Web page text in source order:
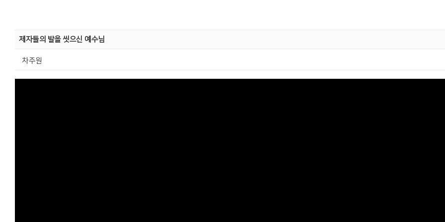
제자들의 발을 씻으신 예수님
차주원